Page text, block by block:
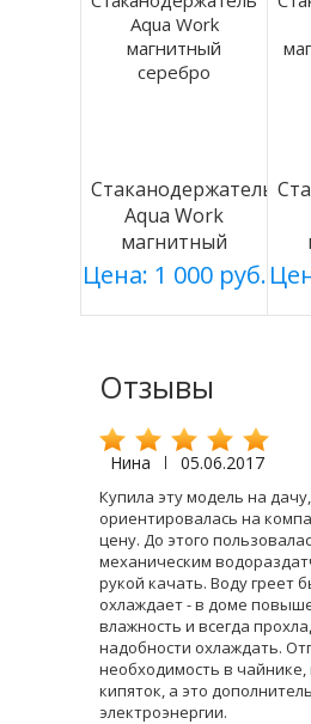
Стаканодержатель
Aqua Work
магнитный
серебро
Цена: 1 000 руб.
Отзывы
Нина | 05.06.2017
Купила эту модель на дачу,
ориентировалась на
цену. До этого
механическим
рукой качать. Воду греет
охлаждает - в доме
влажность и всегда
надобности охлаждать.
необходимость в чайнике,
кипяток, а это
электроэнергии.